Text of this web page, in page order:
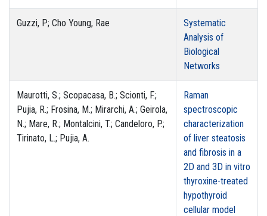
Guzzi, P; Cho Young, Rae
Systematic
Analysis of
Biological
Networks
Maurotti, S.; Scopacasa, B.; Scionti, F.;
Pujia, R.; Frosina, M.; Mirarchi, A.; Geirola,
N.; Mare, R.; Montalcini, T.; Candeloro, P.;
Tirinato, L.; Pujia, A.
Raman
spectroscopic
characterization
of liver steatosis
and fibrosis in a
2D and 3D in vitro
thyroxine-treated
hypothyroid
cellular model